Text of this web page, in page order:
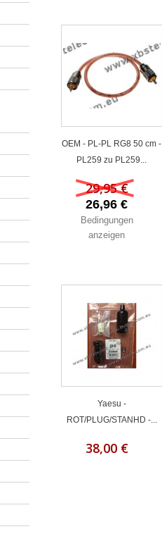
OEM - PL-PL RG8 50 cm -
PL259 zu PL259...
29,95 €
26,96 €
Bedingungen
anzeigen
Yaesu -
ROT/PLUG/STANHD -...
38,00 €